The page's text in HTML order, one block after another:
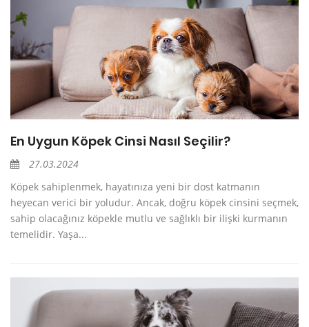
En Uygun Köpek Cinsi Nasıl Seçilir?
27.03.2024
Köpek sahiplenmek, hayatınıza yeni bir dost katmanın
heyecan verici bir yoludur. Ancak, doğru köpek cinsini seçmek,
sahip olacağınız köpekle mutlu ve sağlıklı bir ilişki kurmanın
temelidir. Yaşa...